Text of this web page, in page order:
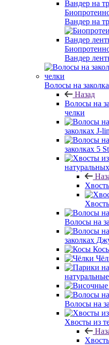
Вандер на
Вандер
Волосы на
Назад
Волосы на
челки
заколках J-
заколках 5
Волосы на
заколках
Волосы на
Хвосты из